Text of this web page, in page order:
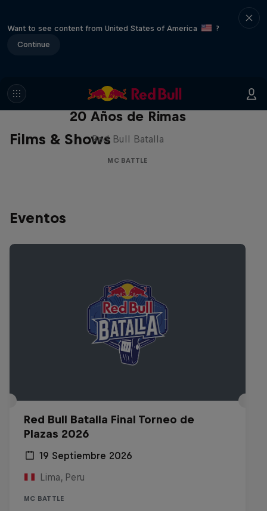
Want to see content from United States of America
?
Continue
Films & Shows
Red Bull Batalla Nueva Historia:
20 Años de Rimas
Red Bull Batalla
MC BATTLE
Eventos
Red Bull Batalla Final Torneo de
Plazas 2026
19 Septiembre 2026
Lima, Peru
MC BATTLE